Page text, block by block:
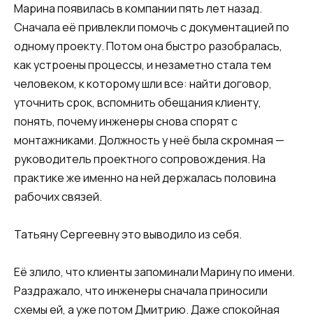
Марина появилась в компании пять лет назад.
Сначала её привлекли помочь с документацией по
одному проекту. Потом она быстро разобралась,
как устроены процессы, и незаметно стала тем
человеком, к которому шли все: найти договор,
уточнить срок, вспомнить обещания клиенту,
понять, почему инженеры снова спорят с
монтажниками. Должность у неё была скромная —
руководитель проектного сопровождения. На
практике же именно на ней держалась половина
рабочих связей.
Татьяну Сергеевну это выводило из себя.
Её злило, что клиенты запоминали Марину по имени.
Раздражало, что инженеры сначала приносили
схемы ей, а уже потом Дмитрию. Даже спокойная